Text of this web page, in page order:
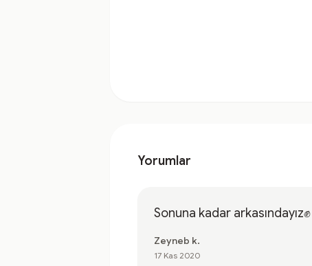
Yorumlar
Sonuna kadar arkasındayız✊
Zeyneb k.
17 Kas 2020